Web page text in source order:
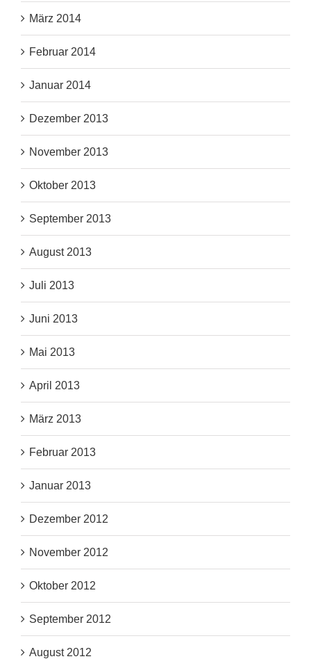
März 2014
Februar 2014
Januar 2014
Dezember 2013
November 2013
Oktober 2013
September 2013
August 2013
Juli 2013
Juni 2013
Mai 2013
April 2013
März 2013
Februar 2013
Januar 2013
Dezember 2012
November 2012
Oktober 2012
September 2012
August 2012